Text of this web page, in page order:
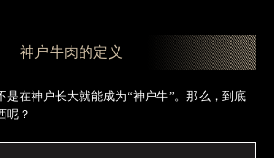
神户牛肉的定义
是在神户长大就能成为“神户牛”。那么，到底
呢？